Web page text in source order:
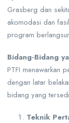
Grasberg dan
akomodasi dan
program
Bidang-Bidang
PTFI menawarkan
dengan latar
bidang yang
Teknik